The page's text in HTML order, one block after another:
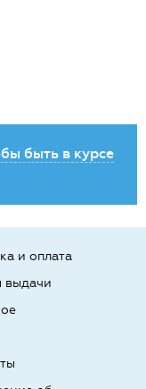
быть в курсе
и оплата
выдачи